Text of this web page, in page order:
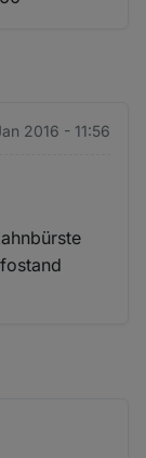
2016 - 11:56